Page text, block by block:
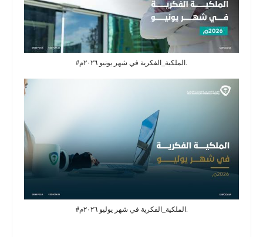
#الملكية_الفكرية في شهر يونيو ٢٠٢٦م.
#الملكية_الفكرية في شهر يوليو ٢٠٢٦م.